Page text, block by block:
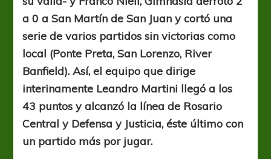
a 0 a San Martín de San Juan y cortó una
serie de varios partidos sin victorias como
local (Ponte Preta, San Lorenzo, River
Banfield). Así, el equipo que dirige
interinamente Leandro Martini llegó a los
43 puntos y alcanzó la línea de Rosario
Central y Defensa y Justicia, éste último con
un partido más por jugar.